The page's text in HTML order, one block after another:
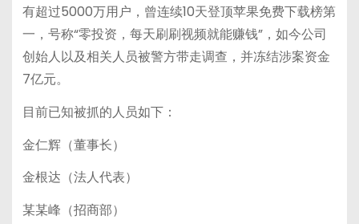
有超过5000万用户，曾连续10天登顶苹果免费下载榜第
一，号称“零投资，每天刷刷视频就能赚钱”，如今公司
创始人以及相关人员被警方带走调查，并冻结涉案资金
7亿元。
目前已知被抓的人员如下：
金仁辉（董事长）
金根达（法人代表）
某某峰（招商部）